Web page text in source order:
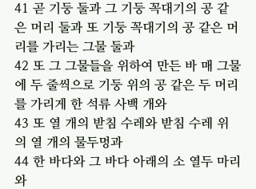
41 곧 기둥 둘과 그 기둥 꼭대기의 공 같
은 머리 둘과 또 기둥 꼭대기의 공 같은 머
리를 가리는 그물 둘과
42 또 그 그물들을 위하여 만든 바 매 그물
에 두 줄씩으로 기둥 위의 공 같은 두 머리
를 가리게 한 석류 사백 개와
43 또 열 개의 받침 수레와 받침 수레 위
의 열 개의 물두멍과
44 한 바다와 그 바다 아래의 소 열두 마리
와